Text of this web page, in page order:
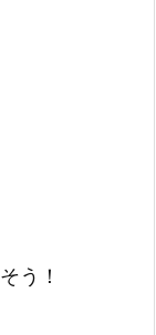
う！